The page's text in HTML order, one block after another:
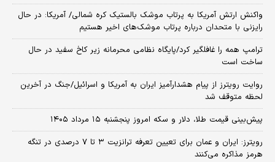
واکنش ارتش آمریکا به پرتاب موشک بالستیک کره شمالی/ آمریکا: در حال
رایزنی با متحدان درباره پرتاب موشک‌های اخیر هستیم
ترامپ همه را غافلگیر کرد/پایگاه نظامی محرمانه زیر کاخ سفید در حال
ساخت است
روایت رویترز از پیام هشدارآمیز ایران به آمریکا و اسرائیل/جنگ در آخرین
لحظه متوقف شد
پیش‌بینی قیمت طلا، دلار و سکه امروز پنجشنبه ۱۵ مرداد ۱۴۰۵
رویترز: ایران و عمان برای تعیین تعرفه ترانزیت ۳ تا ۷ درصدی در تنگه
هرمز مذاکره می‌کنند